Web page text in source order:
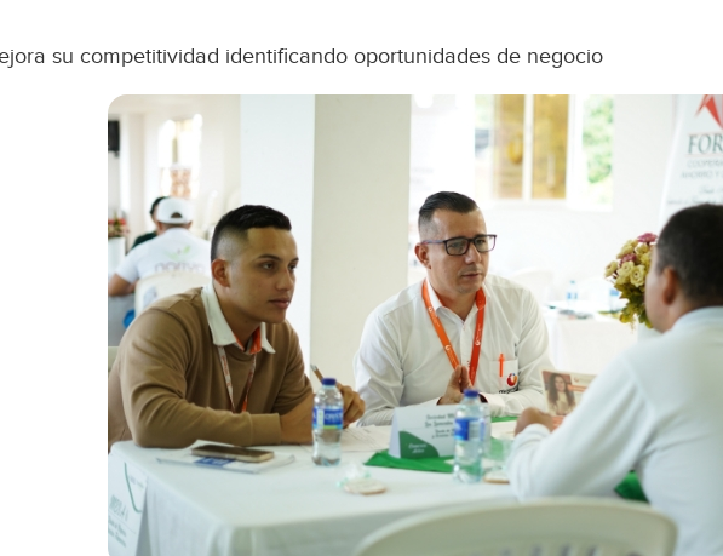
su competitividad identificando oportunidades de negocio